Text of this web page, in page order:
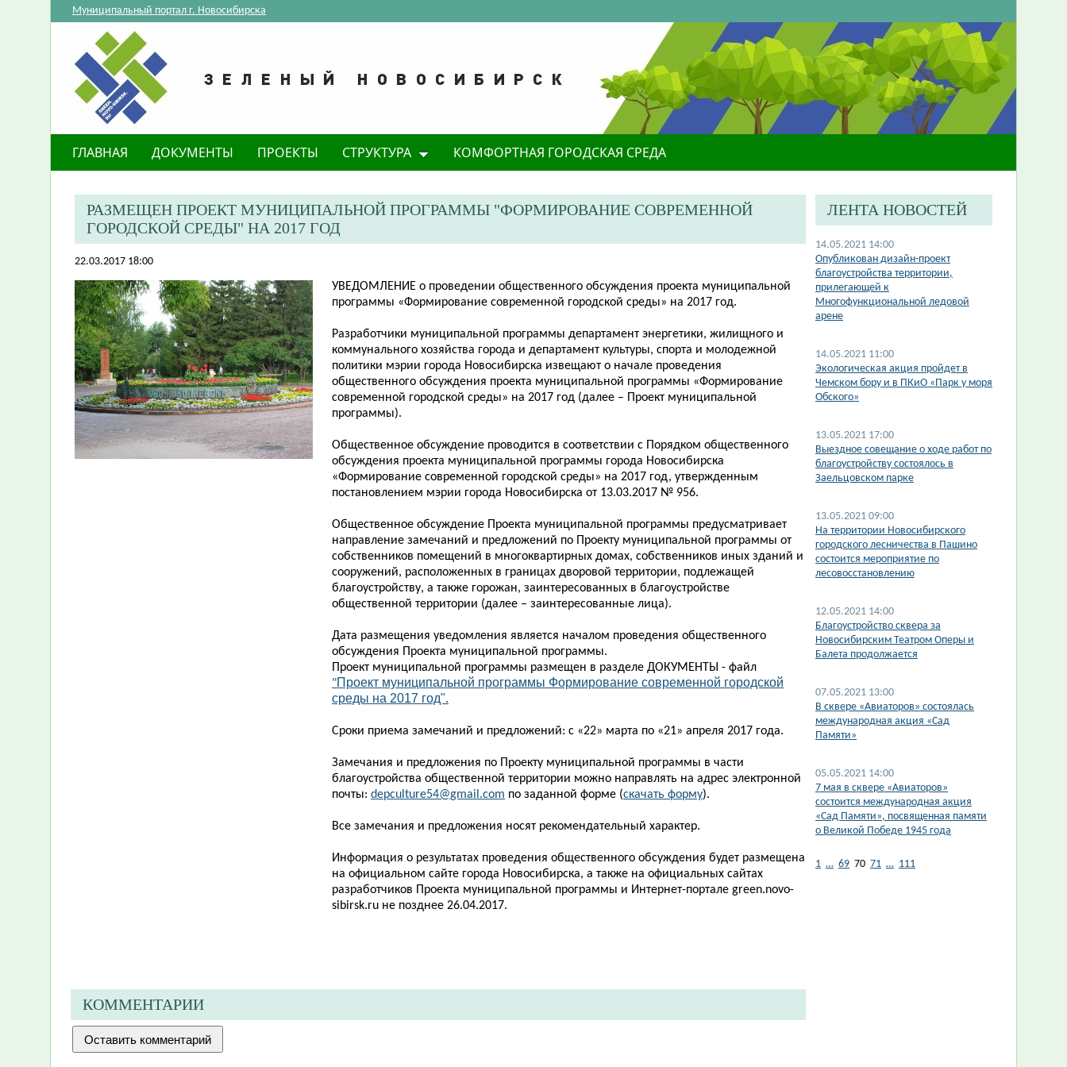
Муниципальный портал г. Новосибирска
ГЛАВНАЯ ДОКУМЕНТЫ ПРОЕКТЫ СТРУКТУРА КОМФОРТНАЯ ГОРОДСКАЯ СРЕДА
РАЗМЕЩЕН ПРОЕКТ МУНИЦИПАЛЬНОЙ ПРОГРАММЫ "ФОРМИРОВАНИЕ СОВРЕМЕННОЙ
ГОРОДСКОЙ СРЕДЫ" НА 2017 ГОД
22.03.2017 18:00
УВЕДОМЛЕНИЕ о проведении общественного обсуждения проекта муниципальной
программы «Формирование современной городской среды» на 2017 год.
Разработчики муниципальной программы департамент энергетики, жилищного и
коммунального хозяйства города и департамент культуры, спорта и молодежной
политики мэрии города Новосибирска извещают о начале проведения
общественного обсуждения проекта муниципальной программы «Формирование
современной городской среды» на 2017 год (далее – Проект муниципальной
программы).
Общественное обсуждение проводится в соответствии с Порядком общественного
обсуждения проекта муниципальной программы города Новосибирска
«Формирование современной городской среды» на 2017 год, утвержденным
постановлением мэрии города Новосибирска от 13.03.2017 № 956.
Общественное обсуждение Проекта муниципальной программы предусматривает
направление замечаний и предложений по Проекту муниципальной программы от
собственников помещений в многоквартирных домах, собственников иных зданий и
сооружений, расположенных в границах дворовой территории, подлежащей
благоустройству, а также горожан, заинтересованных в благоустройстве
общественной территории (далее – заинтересованные лица).
Дата размещения уведомления является началом проведения общественного
обсуждения Проекта муниципальной программы.
Проект муниципальной программы размещен в разделе ДОКУМЕНТЫ - файл
"Проект муниципальной программы Формирование современной городской
среды на 2017 год".
Сроки приема замечаний и предложений: с «22» марта по «21» апреля 2017 года.
Замечания и предложения по Проекту муниципальной программы в части
благоустройства общественной территории можно направлять на адрес электронной
почты: depculture54@gmail .com по заданной форме (скачать форму).
Все замечания и предложения носят рекомендательный характер.
Информация о результатах проведения общественного обсуждения будет размещена
на официальном сайте города Новосибирска, а также на официальных сайтах
разработчиков Проекта муниципальной программы и Интернет-портале green.novo-
sibirsk.ru не позднее 26.04.2017.
КОММЕНТАРИИ
ЛЕНТА НОВОСТЕЙ
14.05.2021 14:00
Опубликован дизайн-проект
благоустройства территории,
прилегающей к
Многофункциональной ледовой
арене
14.05.2021 11:00
Экологическая акция пройдет в
Чемском бору и в ПКиО «Парк у моря
Обского»
13.05.2021 17:00
Выездное совещание о ходе работ по
благоустройству состоялось в
Заельцовском парке
13.05.2021 09:00
На территории Новосибирского
городского лесничества в Пашино
состоится мероприятие по
лесовосстановлению
12.05.2021 14:00
Благоустройство сквера за
Новосибирским Театром Оперы и
Балета продолжается
07.05.2021 13:00
В сквере «Авиаторов» состоялась
международная акция «Сад
Памяти»
05.05.2021 14:00
​7 мая в сквере «Авиаторов»
состоится международная акция
«Сад Памяти», посвященная памяти
о Великой Победе 1945 года
1 … 69 70 71 … 111